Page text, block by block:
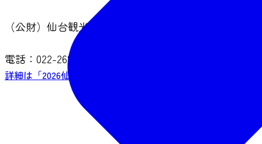
（公財）仙台観光国際協会 観光事業推進課物産係
電話：022-268-9568
詳細は「2026仙台市工芸展」チラシをご覧ください（PDFフ